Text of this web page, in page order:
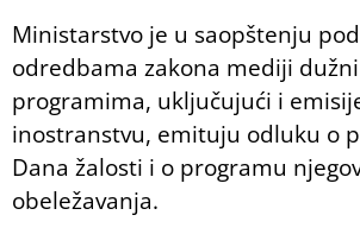
Ministarstvo je u saopštenju
odredbama zakona mediji
programima, uključujući i
inostranstvu, emituju odluku o
Dana žalosti i o programu
obeležavanja.